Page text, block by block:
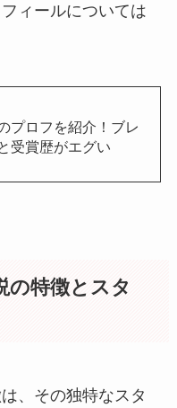
ィールについては
プロフを紹介！ブレ
受賞歴がエグい
の特徴とスタ
、その独特なスタ